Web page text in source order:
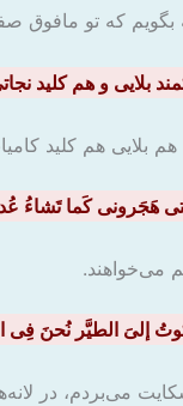
که تو مافوق
بلایی هم کلید
می‌خواهند.
می‌بردم، در